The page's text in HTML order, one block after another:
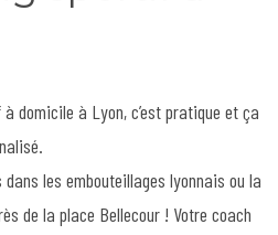
domicile à Lyon, c’est pratique et ça
les embouteillages lyonnais ou la
de la place Bellecour ! Votre coach